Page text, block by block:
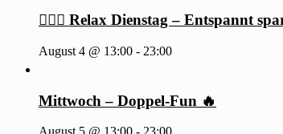
🧖‍♂️✨ Relax Dienstag – Entspannt
August 4 @ 13:00 - 23:00
Mittwoch – Doppel-Fun 🔥